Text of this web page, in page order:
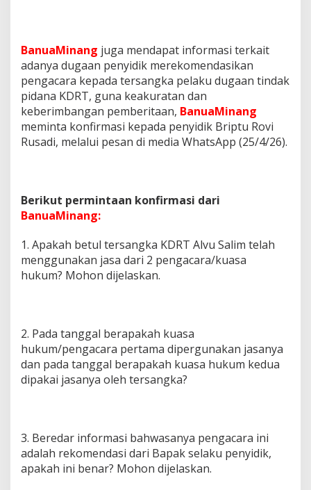
BanuaMinang juga mendapat informasi terkait
adanya dugaan penyidik merekomendasikan
pengacara kepada tersangka pelaku dugaan tindak
pidana KDRT, guna keakuratan dan
keberimbangan pemberitaan, BanuaMinang
meminta konfirmasi kepada penyidik Briptu Rovi
Rusadi, melalui pesan di media WhatsApp (25/4/26).
Berikut permintaan konfirmasi dari
BanuaMinang:
1. Apakah betul tersangka KDRT Alvu Salim telah
menggunakan jasa dari 2 pengacara/kuasa
hukum? Mohon dijelaskan.
2. Pada tanggal berapakah kuasa
hukum/pengacara pertama dipergunakan jasanya
dan pada tanggal berapakah kuasa hukum kedua
dipakai jasanya oleh tersangka?
3. Beredar informasi bahwasanya pengacara ini
adalah rekomendasi dari Bapak selaku penyidik,
apakah ini benar? Mohon dijelaskan.